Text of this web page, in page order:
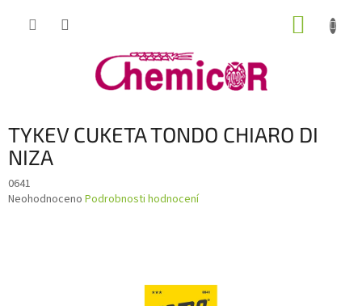
TYKEV CUKETA TONDO CHIARO DI
NIZA
0641
Průměrné
Neohodnoceno Podrobnosti hodnocení